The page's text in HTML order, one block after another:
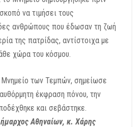
να τιμήσει τους
ανθρώπους που έδωσαν τη ζωή
της πατρίδας, αντίστοιχα με
χώρα του κόσμου.
των Τεμπών, σημείωσε
έκφραση πόνου, την
και σεβάστηκε.
Αθηναίων, κ. Χάρης